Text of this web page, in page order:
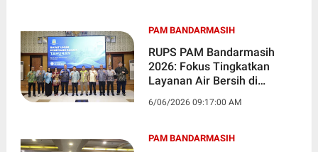
PAM BANDARMASIH
RUPS PAM Bandarmasih
2026: Fokus Tingkatkan
Layanan Air Bersih di
6/06/2026 09:17:00 AM
PAM BANDARMASIH